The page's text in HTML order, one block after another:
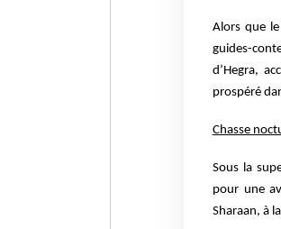
Alors que
guides-
d’Hegra,
prospéré
Chasse
Sous la
pour une
Sharaan, à